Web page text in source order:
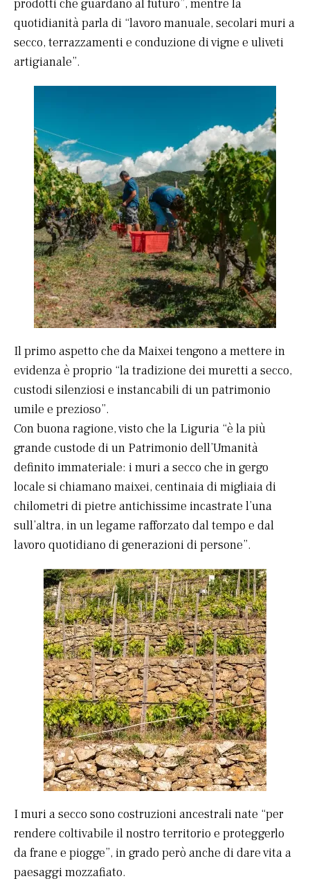
prodotti che guardano al futuro”, mentre la
quotidianità parla di “lavoro manuale, secolari muri a
secco, terrazzamenti e conduzione di vigne e uliveti
artigianale”.
Il primo aspetto che da Maixei tengono a mettere in
evidenza è proprio “la tradizione dei muretti a secco,
custodi silenziosi e instancabili di un patrimonio
umile e prezioso”.
Con buona ragione, visto che la Liguria “è la più
grande custode di un Patrimonio dell’Umanità
definito immateriale: i muri a secco che in gergo
locale si chiamano maixei, centinaia di migliaia di
chilometri di pietre antichissime incastrate l’una
sull’altra, in un legame rafforzato dal tempo e dal
lavoro quotidiano di generazioni di persone”.
I muri a secco sono costruzioni ancestrali nate “per
rendere coltivabile il nostro territorio e proteggerlo
da frane e piogge”, in grado però anche di dare vita a
paesaggi mozzafiato.